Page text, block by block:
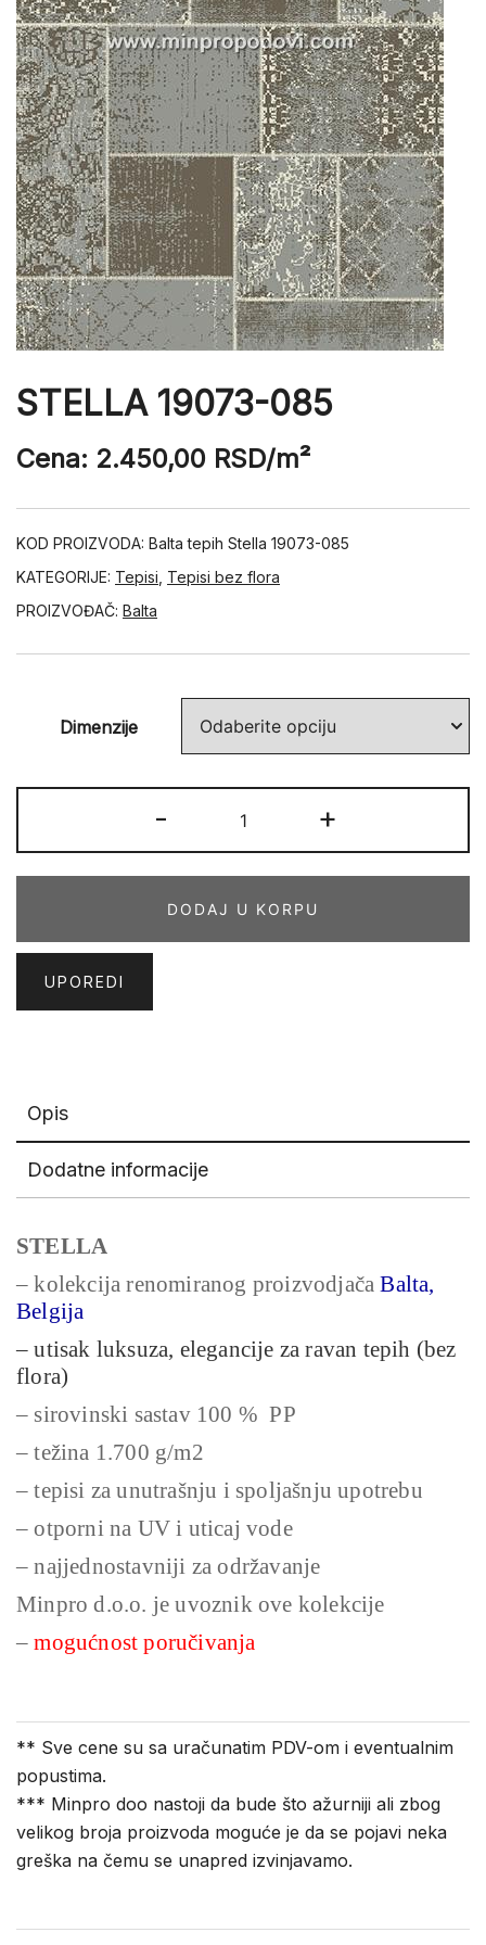
STELLA 19073-085
Cena: 2.450,00 RSD/m²
KOD PROIZVODA: Balta tepih Stella 19073-085
KATEGORIJE: Tepisi Tepisi bez flora
PROIZVOĐAČ: Balta
Dimenzije
-
19073-
085
+
DODAJ U KORPU
UPOREDI
Opis
Dodatne informacije
STELLA
– kolekcija renomiranog proizvodjačaBalta,
Belgija
– utisak luksuza, elegancije za ravan tepih (bez
flora)
– sirovinski sastav 100 % PP
– težina 1.700 g/m2
– tepisi za unutrašnju i spoljašnju upotrebu
– otporni na UV i uticaj vode
– najjednostavniji za održavanje
Minpro d.o.o. je uvoznik ove kolekcije
–mogućnost poručivanja
** Sve cene su sa uračunatim PDV-om i eventualnim
popustima.
*** Minpro doo nastoji da bude što ažurniji ali zbog
velikog broja proizvoda moguće je da se pojavi neka
greška na čemu se unapred izvinjavamo.